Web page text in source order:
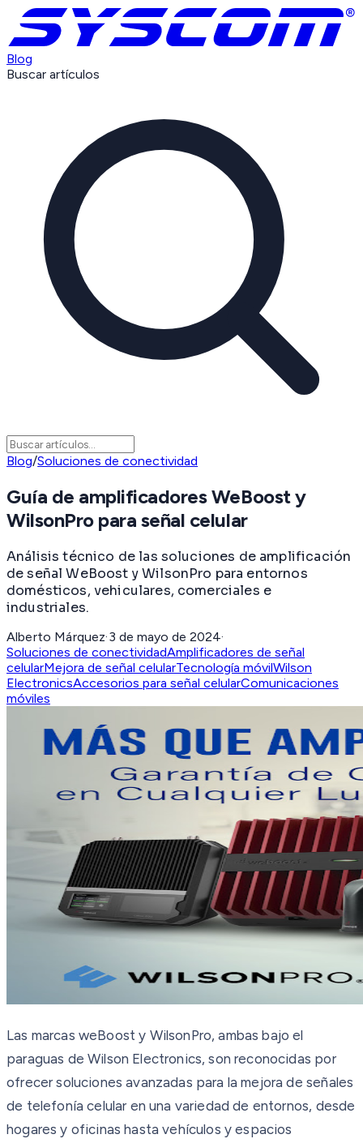
Blog
Buscar artículos
Blog/Soluciones de conectividad
Guía de amplificadores WeBoost y
WilsonPro para señal celular
Análisis técnico de las soluciones de amplificación
de señal WeBoost y WilsonPro para entornos
domésticos, vehiculares, comerciales e
industriales.
Alberto Márquez·3 de mayo de 2024·
Soluciones de conectividadAmplificadores de señal
celularMejora de señal celularTecnología móvilWilson
ElectronicsAccesorios para señal celularComunicaciones
móviles
Las marcas weBoost y WilsonPro, ambas bajo el
paraguas de Wilson Electronics, son reconocidas por
ofrecer soluciones avanzadas para la mejora de señales
de telefonía celular en una variedad de entornos, desde
hogares y oficinas hasta vehículos y espacios